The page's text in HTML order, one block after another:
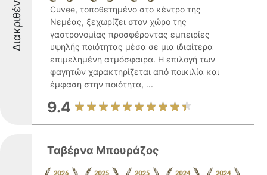
Διακριθέντες
Cuvee, τοποθετημένο στο κέντρο της
Νεμέας, ξεχωρίζει στον χώρο της
γαστρονομίας προσφέροντας εμπειρίες
υψηλής ποιότητας μέσα σε μια ιδιαίτερα
επιμελημένη ατμόσφαιρα. Η επιλογή των
φαγητών χαρακτηρίζεται από ποικιλία και
έμφαση στην ποιότητα, ...
9.4
Ταβέρνα Μπουράζος